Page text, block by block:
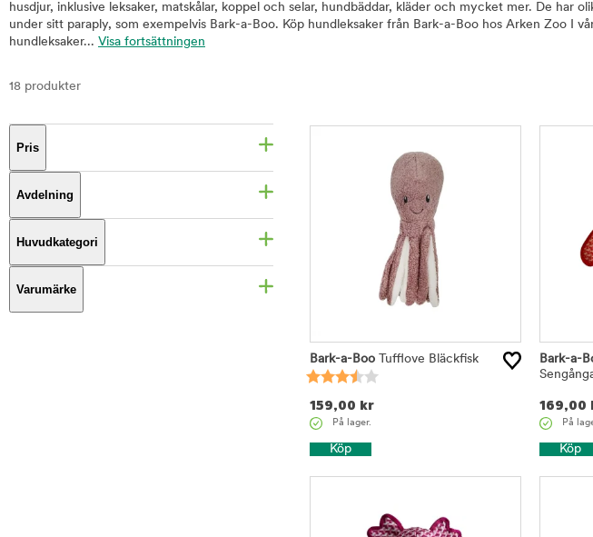
husdjur, inklusive leksaker, matskålar, koppel och selar, hundbäddar, kläder och mycket mer. De har
under sitt paraply, som exempelvis Bark-a-Boo. Köp hundleksaker från Bark-a-Boo hos Arken Zoo I
hundleksaker... Visa fortsättningen
18 produkter
Pris
Avdelning
Huvudkategori
Varumärke
Bark-a-Boo Tufflove Bläckfisk
159,00 kr
På lager.
Köp
Bark-a-
169,00
På
Köp